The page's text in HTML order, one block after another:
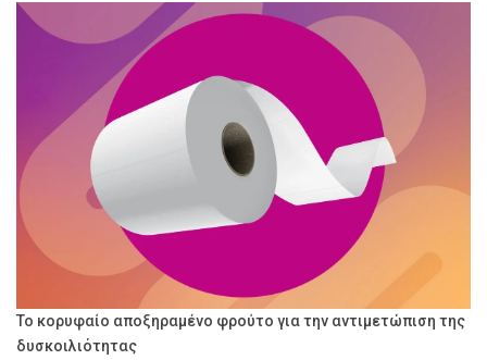
Το κορυφαίο αποξηραμένο φρούτο για την αντιμετώπιση της
δυσκοιλιότητας